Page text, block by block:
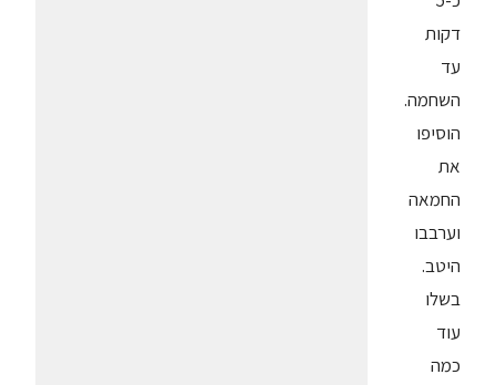
דקות
עד
השחמה.
הוסיפו
את
החמאה
וערבבו
היטב.
בשלו
עוד
כמה